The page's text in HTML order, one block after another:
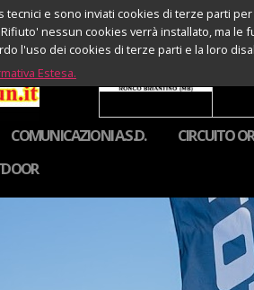
COMUNICAZIONI A.S.D.
CIRCUITO
tecnici e sono inviati cookies di terze parti
nessun cookies verrà installato, ma
l'uso dei cookies di terze parti e la loro
Estesa.